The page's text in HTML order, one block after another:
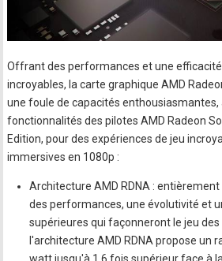
Offrant des performances et une
incroyables, la carte graphique AMD
une foule de capacités enthousiasmantes,
fonctionnalités des pilotes AMD Radeon
Edition, pour des expériences de jeu
immersives en 1080p :
Architecture AMD RDNA :
des performances, une évolutivité et
supérieures qui façonneront le jeu des
l'architecture AMD RDNA propose un